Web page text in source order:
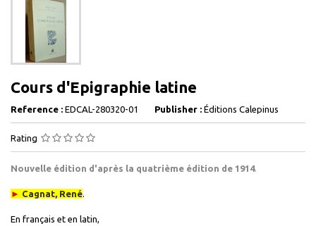
Cours d'Epigraphie latine
Reference : EDCAL-280320-01 Publisher : Éditions Calepinus
Rating
Nouvelle édition d'après la quatrième édition de 1914.
► Cagnat, René.
En français et en latin,